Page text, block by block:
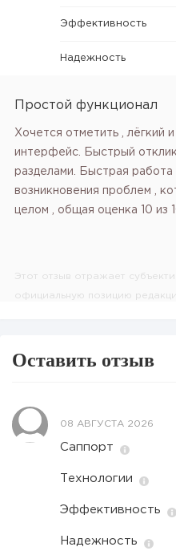
Эффективность
Надежность
Простой функционал
Хочется отметить , лёгкий
интерфейс. Быстрый
разделами. Быстрая
возникновения проблем ,
целом , общая оценка 10 из
Этот отзыв отражает
официальную позицию
Оставить отзыв
08 АВГУСТА 2026
Саппорт
Технологии
Эффективность
Надежность